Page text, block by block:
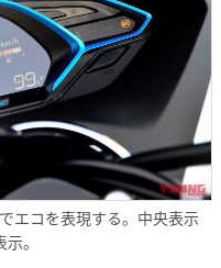
エコを表現する。中央表示
。